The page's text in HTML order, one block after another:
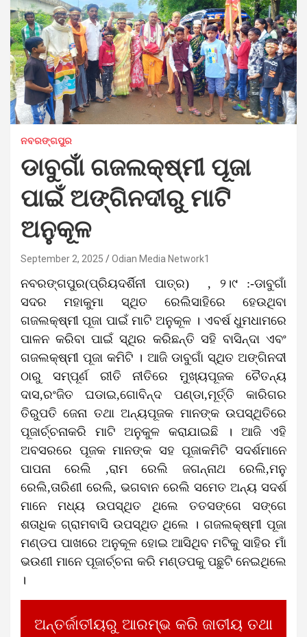
ନବରଙ୍ଗପୁର
ଡାବୁଗାଁ ଗଜଲକ୍ଷ୍ମୀ ପୂଜା
ପାଇଁ ଅଙ୍ଗିନଦୀରୁ ମାଟି
ଅନୁକୂଳ
September 2, 2025 Odian Media Network1
ନବରଙ୍ଗପୁର(ପ୍ରିୟଦର୍ଶିନୀ ପାତ୍ର) , ୨।୯ :-ଡାବୁଗାଁ
ସଦର ମହାକୁମା ସ୍ଥିତ ରେଲିସାହିରେ ହେଉଥିବା
ଗଜଲକ୍ଷ୍ମୀ ପୂଜା ପାଇଁ ମାଟି ଅନୁକୂଳ । ଏବର୍ଷ ଧୁମଧାମରେ
ପାଳନ କରିବା ପାଇଁ ସ୍ଥିର କରିଛନ୍ତି ସହି ବାସିନ୍ଦା ଏବଂ
ଗଜଲକ୍ଷ୍ମୀ ପୂଜା କମିଟି । ଆଜି ଡାବୁଗାଁ ସ୍ଥିତ ଅଙ୍ଗିନଦୀ
ଠାରୁ ସମ୍ପୂର୍ଣ ରୀତି ନୀତିରେ ମୁଖ୍ୟପୂଜକ ଚୈତନ୍ୟ
ଦାସ,ରଂଜିତ ଘଡାଇ,ଗୋବିନ୍ଦ ପଣ୍ଡା,ମୂର୍ତ୍ତି କାରିଗର
ତିରୁପତି ଜେନା ତଥା ଅନ୍ୟପୂଜକ ମାନଙ୍କ ଉପସ୍ଥିତିରେ
ପୂଜାର୍ଚ୍ଚନାକରି ମାଟି ଅନୁକୁଳ କରାଯାଇଛି । ଆଜି ଏହି
ଅବସରରେ ପୂଜକ ମାନଙ୍କ ସହ ପୂଜାକମିଟି ସଦର୍ଶମାନେ
ପାପନା ରେଲି ,ରାମ ରେଲି ଜଗନ୍ନାଥ ରେଲି,ମନୁ
ରେଲି,ତାରିଣୀ ରେଲି, ଭଗବାନ ରେଲି ସମେତ ଅନ୍ୟ ସଦର୍ଶ
ମାନେ ମଧ୍ୟ ଉପସ୍ଥିତ ଥିଲେ ତତସଙ୍ଗେ ସଙ୍ଗେ
ଶତାଧିକ ଗ୍ରାମବାସି ଉପସ୍ଥିତ ଥିଲେ । ଗଜଲକ୍ଷ୍ମୀ ପୂଜା
ମଣ୍ଡପ ପାଖରେ ଅନୁକୂଳ ହୋଇ ଆସିଥିବ ମଟିକୁ ସାହିର ମାଁ
ଭଉଣୀ ମାନେ ପୂଜାର୍ଚ୍ଚନା କରି ମଣ୍ଡପକୁ ପଛୁଟି ନେଇଥିଲେ
।
ଅନ୍ତର୍ଜାତୀୟରୁ ଆରମ୍ଭ କରି ଜାତୀୟ ତଥା